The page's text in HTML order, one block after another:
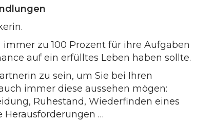
zu 100 Prozent für ihre Aufgaben
auf ein erfülltes Leben haben sollte.
zu sein, um Sie bei Ihren
immer diese aussehen mögen:
Ruhestand, Wiederfinden eines
Herausforderungen …